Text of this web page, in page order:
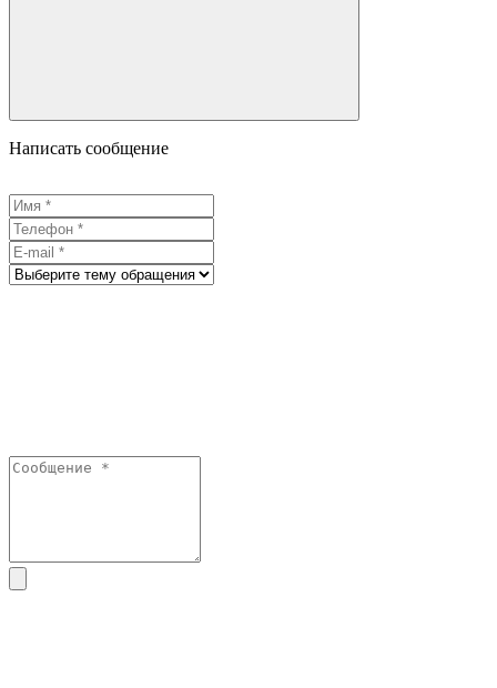
Написать сообщение